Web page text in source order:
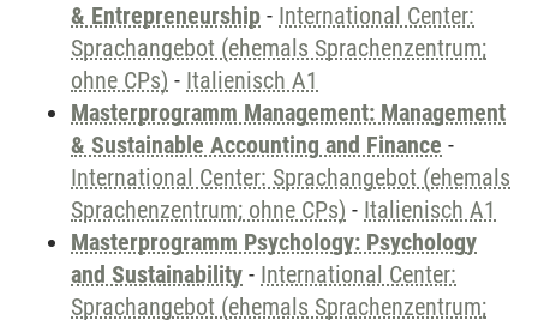
& Entrepreneurship - International Center:
Sprachangebot (ehemals Sprachenzentrum;
ohne CPs) - Italienisch A1
Masterprogramm Management: Management
& Sustainable Accounting and Finance -
International Center: Sprachangebot (ehemals
Sprachenzentrum; ohne CPs) - Italienisch A1
Masterprogramm Psychology: Psychology
and Sustainability - International Center:
Sprachangebot (ehemals Sprachenzentrum;